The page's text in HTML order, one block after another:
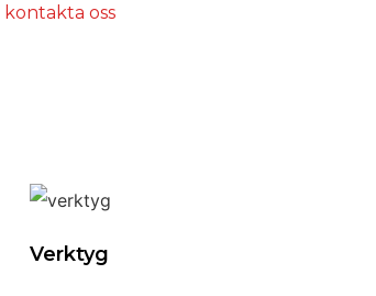
kontakta oss
Verktyg